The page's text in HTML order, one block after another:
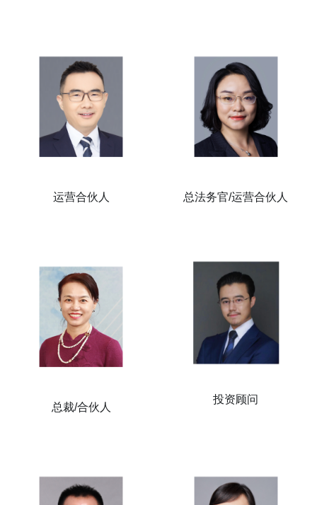
运营合伙人 总法务官/运营合伙人
总裁/合伙人
投资顾问